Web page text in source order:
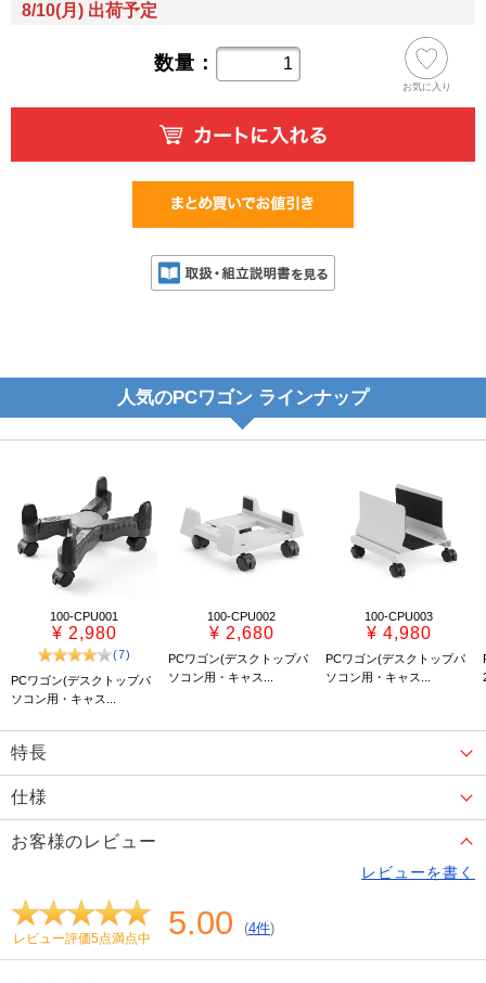
8/10(月) 出荷予定
数量：
お気に入り
人気のPCワゴン ラインナップ
100-CPU001
¥ 2,980
(7)
PCワゴン(デスクトップパ
ソコン用・キャス...
100-CPU002
¥ 2,680
PCワゴン(デスクトップパ
ソコン用・キャス...
100-CPU003
¥ 4,980
PCワゴン(デスクトップパ
ソコン用・キャス...
特長
仕様
お客様のレビュー
レビューを書く
レビュー評価5点満点中 5.00 (4件)